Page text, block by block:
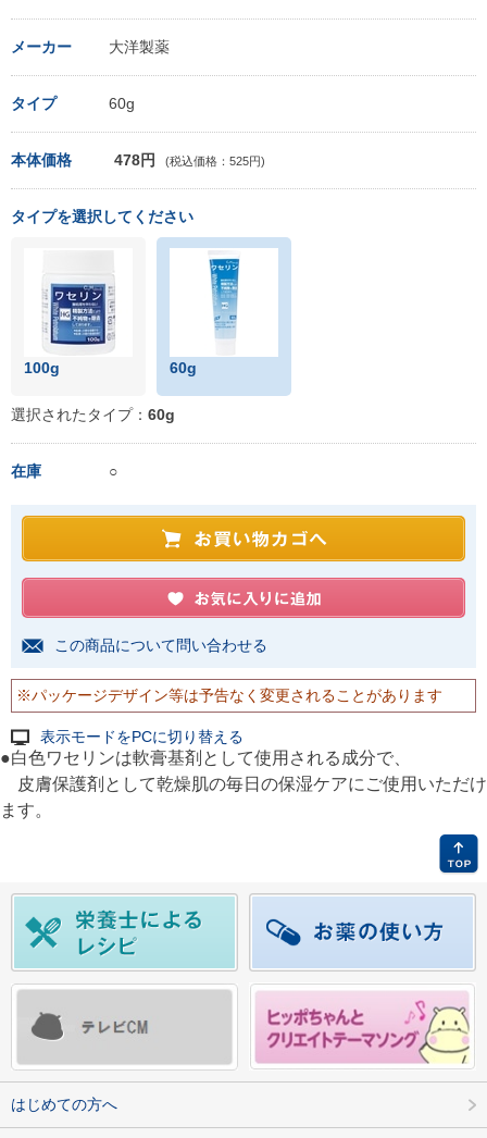
メーカー 大洋製薬
タイプ 60g
本体価格 478円 (税込価格：525円)
タイプを選択してください
100g 60g
選択されたタイプ： 60g
在庫 ○
この商品について問い合わせる
※パッケージデザイン等は予告なく変更されることがあります
表示モードをPCに切り替える
●白色ワセリンは軟膏基剤として使用される成分で、
皮膚保護剤として乾燥肌の毎日の保湿ケアにご使用いただけ
ます。
はじめての方へ